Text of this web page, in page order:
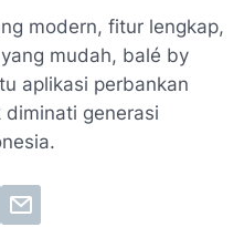
modern, fitur lengkap,
mudah, balé by
aplikasi perbankan
generasi